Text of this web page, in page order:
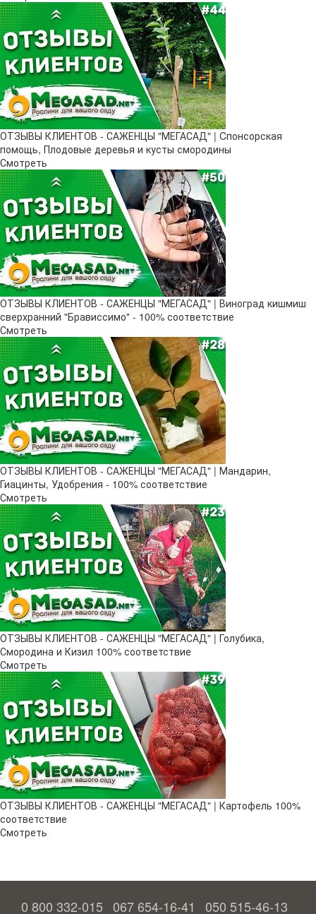
ОТЗЫВЫ КЛИЕНТОВ - САЖЕНЦЫ "МЕГАСАД" | Cпонсорская
помощь, Плодовые деревья и кусты смородины
Смотреть
ОТЗЫВЫ КЛИЕНТОВ - САЖЕНЦЫ "МЕГАСАД" | Виноград кишмиш
сверхранний "Брависсимо" - 100% соответствие
Смотреть
ОТЗЫВЫ КЛИЕНТОВ - САЖЕНЦЫ "МЕГАСАД" | Мандарин,
Гиацинты, Удобрения - 100% соответствие
Смотреть
ОТЗЫВЫ КЛИЕНТОВ - САЖЕНЦЫ "МЕГАСАД" | Голубика,
Смородина и Кизил 100% соответствие
Смотреть
ОТЗЫВЫ КЛИЕНТОВ - САЖЕНЦЫ "МЕГАСАД" | Картофель 100%
соответствие
Смотреть
0 800 332-015 067 654-16-41 050 515-46-13